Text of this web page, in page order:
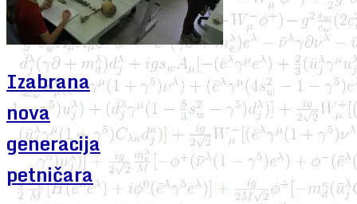
Izabrana
nova
generacija
petničara